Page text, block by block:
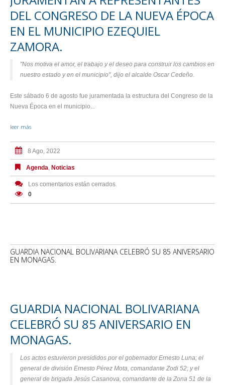
DEL CONGRESO DE LA NUEVA ÉPOCA
EN EL MUNICIPIO EZEQUIEL
ZAMORA.
"Nos motiva el amor, el trabajo y el deseo para construir los cambios en
nuestro estado y en el municipio", dijo el alcalde Oscar Cedeño.
Este sábado 6 de agosto fue juramentada la estructura del Congreso de la
Nueva Época en el municipio...
leer más
8 Ago, 2022
Agenda, Noticias
Los comentarios están cerrados.
0
GUARDIA NACIONAL BOLIVARIANA CELEBRÓ SU 85 ANIVERSARIO
EN MONAGAS.
GUARDIA NACIONAL BOLIVARIANA
CELEBRÓ SU 85 ANIVERSARIO EN
MONAGAS.
Los actos estuvieron presididos por el gobernador Ernesto Luna; el
general de división Ernesto Pérez Mota, comandante Zodi 52; y el
general de brigada Jesús Casanova, comandante de la Zona 51 de la